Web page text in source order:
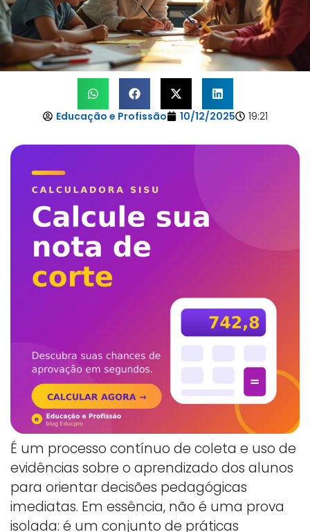
Educação e Profissão 10/12/2025 19:21
É um processo contínuo de coleta e uso de
evidências sobre o aprendizado dos alunos
para orientar decisões pedagógicas
imediatas. Em essência, não é uma prova
isolada: é um conjunto de práticas